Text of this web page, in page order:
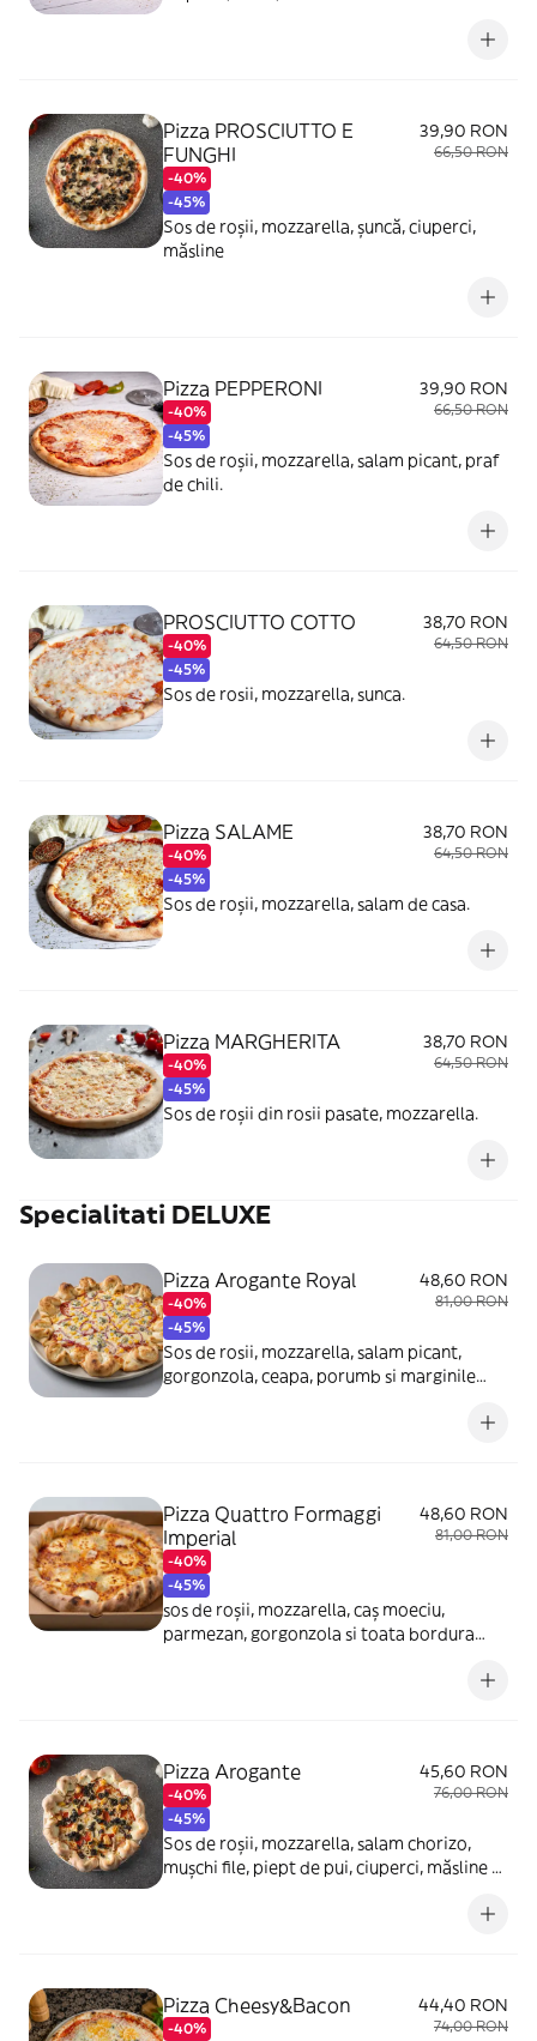
Pizza PROSCIUTTO E
FUNGHI
-40%
-45%
39,90 RON
66,50 RON
Sos de roșii, mozzarella, șuncă, ciuperci,
măsline
Pizza PEPPERONI
-40%
-45%
39,90 RON
66,50 RON
Sos de roșii, mozzarella, salam picant, praf
de chili.
PROSCIUTTO COTTO
-40%
-45%
38,70 RON
64,50 RON
Sos de rosii, mozzarella, sunca.
Pizza SALAME
-40%
-45%
38,70 RON
64,50 RON
Sos de roșii, mozzarella, salam de casa.
Pizza MARGHERITA
-40%
-45%
38,70 RON
64,50 RON
Sos de roșii din rosii pasate, mozzarella.
Specialitati DELUXE
Pizza Arogante Royal
-40%
-45%
48,60 RON
81,00 RON
Sos de rosii, mozzarella, salam picant,
gorgonzola, ceapa, porumb si marginile
Pizza Quattro Formaggi
Imperial
-40%
-45%
48,60 RON
81,00 RON
sos de roșii, mozzarella, caș moeciu,
parmezan, gorgonzola si toata bordura
Pizza Arogante
-40%
-45%
45,60 RON
76,00 RON
Sos de roșii, mozzarella, salam chorizo,
mușchi file, piept de pui, ciuperci, măsline și
Pizza Cheesy&Bacon
-40%
44,40 RON
74,00 RON